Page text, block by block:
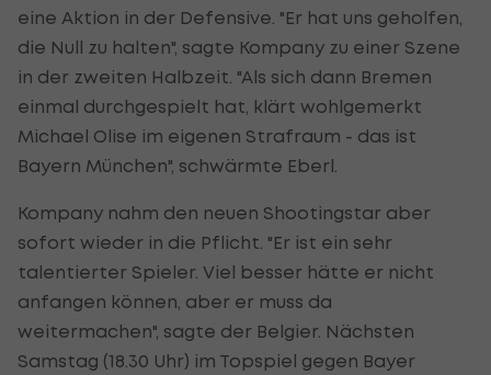
eine Aktion in der Defensive. "Er hat uns geholfen,
die Null zu halten", sagte Kompany zu einer Szene
in der zweiten Halbzeit. "Als sich dann Bremen
einmal durchgespielt hat, klärt wohlgemerkt
Michael Olise im eigenen Strafraum - das ist
Bayern München", schwärmte Eberl.
Kompany nahm den neuen Shootingstar aber
sofort wieder in die Pflicht. "Er ist ein sehr
talentierter Spieler. Viel besser hätte er nicht
anfangen können, aber er muss da
weitermachen", sagte der Belgier. Nächsten
Samstag (18.30 Uhr) im Topspiel gegen Bayer